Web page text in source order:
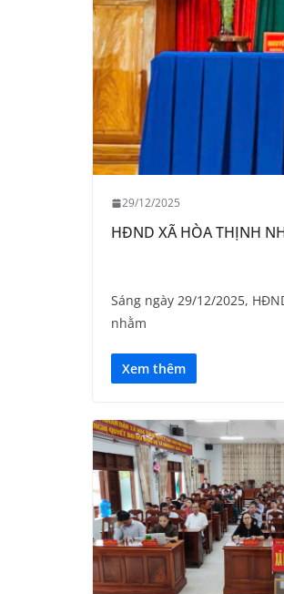
29/12/2025
HĐND XÃ HÒA THỊNH
Sáng ngày 29/12/2025,
nhằm
Xem thêm